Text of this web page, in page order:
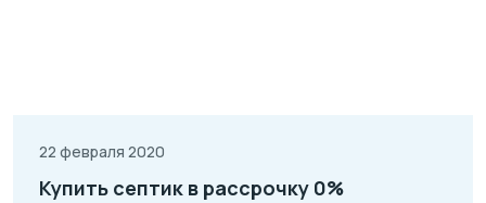
22 февраля 2020
Купить септик в рассрочку 0%